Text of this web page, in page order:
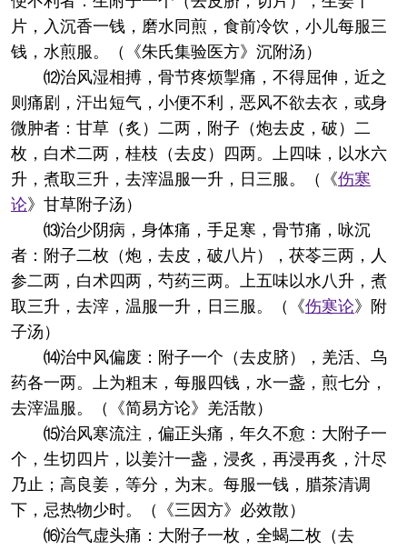
片，入沉香一钱，磨水同煎，食前冷饮，小儿每服三
钱，水煎服。（《朱氏集验医方》沉附汤）
⑿治风湿相搏，骨节疼烦掣痛，不得屈伸，近之
则痛剧，汗出短气，小便不利，恶风不欲去衣，或身
微肿者：甘草（炙）二两，附子（炮去皮，破）二
枚，白术二两，桂枝（去皮）四两。上四味，以水六
升，煮取三升，去滓温服一升，日三服。（《伤寒
论》甘草附子汤）
⒀治少阴病，身体痛，手足寒，骨节痛，咏沉
者：附子二枚（炮，去皮，破八片），茯苓三两，人
参二两，白术四两，芍药三两。上五味以水八升，煮
取三升，去滓，温服一升，日三服。（《伤寒论》附
子汤）
⒁治中风偏废：附子一个（去皮脐），羌活、乌
药各一两。上为粗末，每服四钱，水一盏，煎七分，
去滓温服。（《简易方论》羌活散）
⒂治风寒流注，偏正头痛，年久不愈：大附子一
个，生切四片，以姜汁一盏，浸炙，再浸再炙，汁尽
乃止；高良姜，等分，为末。每服一钱，腊茶清调
下，忌热物少时。（《三因方》必效散）
⒃治气虚头痛：大附子一枚，全蝎二枚（去